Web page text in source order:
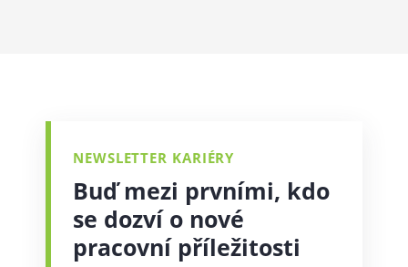
NEWSLETTER KARIÉRY
Buď mezi prvními, kdo
se dozví o nové
pracovní příležitosti